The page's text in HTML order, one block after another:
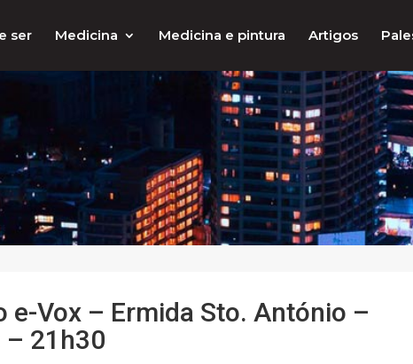
ser Medicina Medicina e pintura Artigos
e-Vox – Ermida Sto. António –
– 21h30